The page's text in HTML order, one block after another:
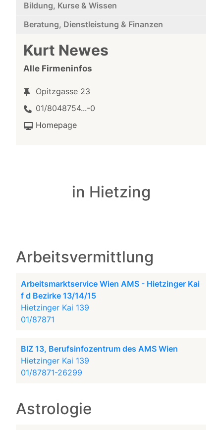
Bildung, Kurse & Wissen
Beratung, Dienstleistung & Finanzen
Kurt Newes
Alle Firmeninfos
Opitzgasse 23
01/8048754...-0
Homepage
in Hietzing
Arbeitsvermittlung
Arbeitsmarktservice Wien AMS - Hietzinger Kai
f d Bezirke 13/14/15
Hietzinger Kai 139
01/87871
BIZ 13, Berufsinfozentrum des AMS Wien
Hietzinger Kai 139
01/87871-26299
Astrologie